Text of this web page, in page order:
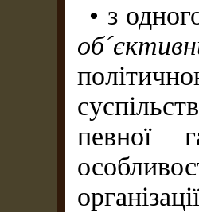
• з
певної